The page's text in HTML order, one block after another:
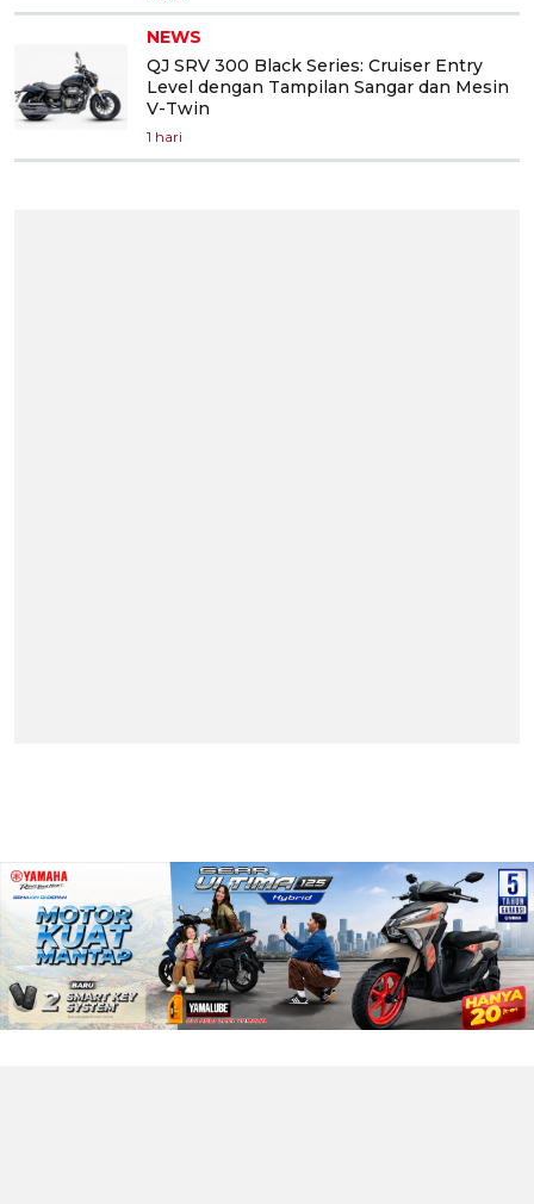
NEWS
QJ SRV 300 Black Series: Cruiser Entry
Level dengan Tampilan Sangar dan Mesin
V-Twin
1 hari